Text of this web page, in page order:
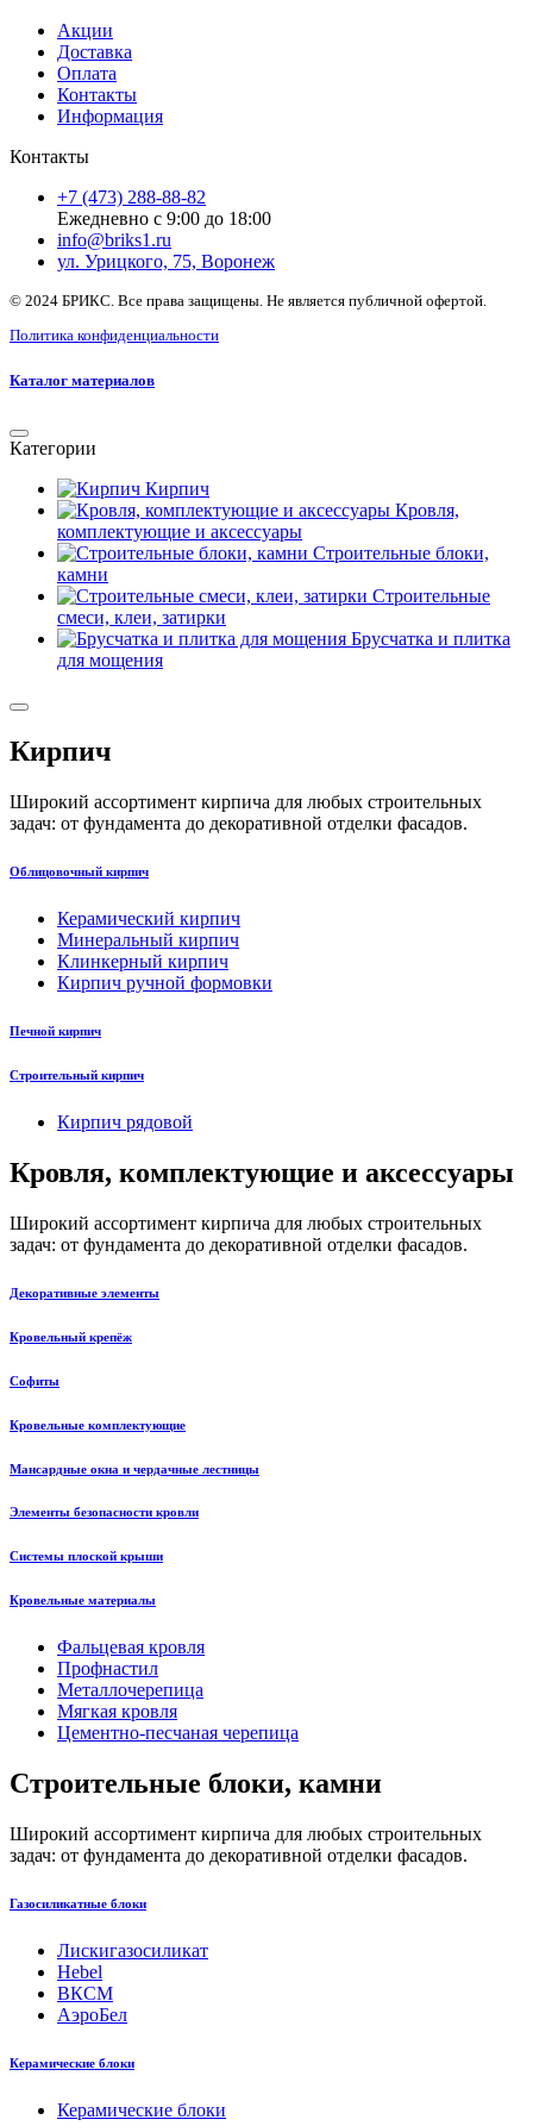
Акции
Доставка
Оплата
Контакты
Информация
Контакты
+7 (473) 288-88-82
Ежедневно с 9:00 до 18:00
info@briks1.ru
ул. Урицкого, 75, Воронеж
© 2024 БРИКС. Все права защищены. Не является публичной офертой.
Политика конфиденциальности
Каталог материалов
Категории
Кирпич
Кровля,
комплектующие и аксессуары
Строительные блоки,
камни
Строительные
смеси, клеи, затирки
Брусчатка и плитка
для мощения
Кирпич
Широкий ассортимент кирпича для любых строительных
задач: от фундамента до декоративной отделки фасадов.
Облицовочный кирпич
Керамический кирпич
Минеральный кирпич
Клинкерный кирпич
Кирпич ручной формовки
Печной кирпич
Строительный кирпич
Кирпич рядовой
Кровля, комплектующие и аксессуары
Широкий ассортимент кирпича для любых строительных
задач: от фундамента до декоративной отделки фасадов.
Декоративные элементы
Кровельный крепёж
Софиты
Кровельные комплектующие
Мансардные окна и чердачные лестницы
Элементы безопасности кровли
Системы плоской крыши
Кровельные материалы
Фальцевая кровля
Профнастил
Металлочерепица
Мягкая кровля
Цементно-песчаная черепица
Строительные блоки, камни
Широкий ассортимент кирпича для любых строительных
задач: от фундамента до декоративной отделки фасадов.
Газосиликатные блоки
Лискигазосиликат
Hebel
ВКСМ
АэроБел
Керамические блоки
Керамические блоки